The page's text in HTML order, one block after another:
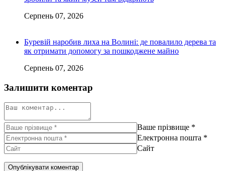
Серпень 07, 2026
Буревій наробив лиха на Волині: де повалило дерева та
як отримати допомогу за пошкоджене майно
Серпень 07, 2026
Залишити коментар
Ваше прізвище *
Електронна пошта *
Сайт